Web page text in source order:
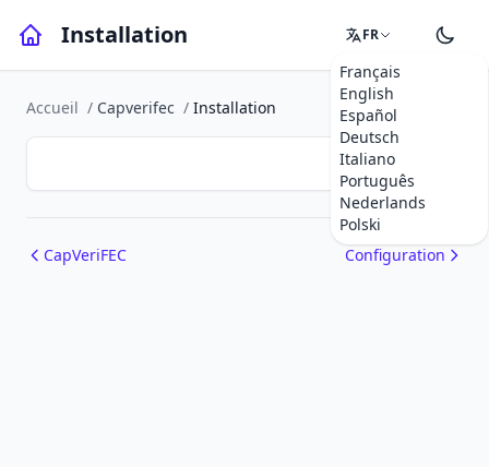
Installation FR
Français
English
Español
Deutsch
Italiano
Português
Nederlands
Polski
Accueil / Capverifec / Installation
CapVeriFEC Configuration